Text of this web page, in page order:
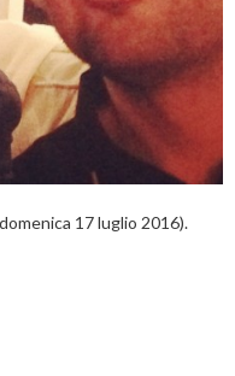
17 luglio 2016).